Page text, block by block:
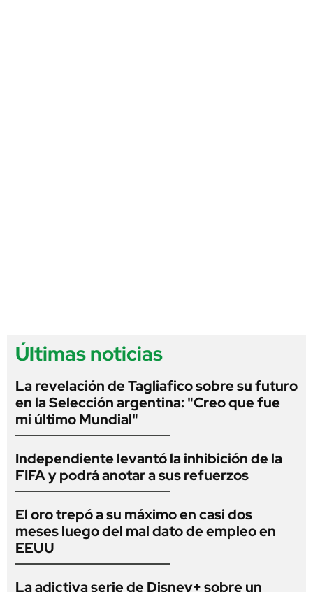
Últimas noticias
La revelación de Tagliafico sobre su futuro
en la Selección argentina: "Creo que fue
mi último Mundial"
Independiente levantó la inhibición de la
FIFA y podrá anotar a sus refuerzos
El oro trepó a su máximo en casi dos
meses luego del mal dato de empleo en
EEUU
La adictiva serie de Disney+ sobre un